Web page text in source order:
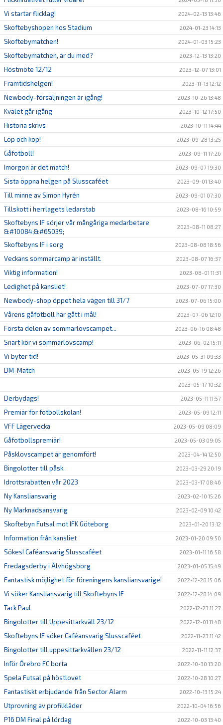
Vi startar flicklag! 2024-02-13 13:46
Skoftebyshopen hos Stadium 2024-01-23 14:13
Skoftebymatchen! 2024-01-03 15:23
Skoftebymatchen, är du med? 2023-12-13 13:20
Höstmöte 12/12 2023-12-07 13:01
Framtidshelgen! 2023-11-13 12:12
Newbody-försäljningen är igång! 2023-10-26 13:48
Kvalet går igång 2023-10-12 17:50
Historia skrivs 2023-10-11 14:44
Löp och köp! 2023-09-28 13:25
Gåfotboll! 2023-09-11 17:26
Imorgon är det match! 2023-09-07 19:30
Sista öppna helgen på Slusscaféet 2023-09-01 13:40
Till minne av Simon Hyrén 2023-09-01 07:30
Tillskott i herrlagets ledarstab 2023-08-16 10:59
Skoftebyns IF sörjer vår mångåriga medarbetare
&#10084;&#65039;
2023-08-11 08:27
Skoftebyns IF i sorg 2023-08-08 18:56
Veckans sommarcamp är inställt. 2023-08-07 16:37
Viktig information! 2023-08-01 11:31
Ledighet på kansliet! 2023-07-07 17:30
Newbody-shop öppet hela vägen till 31/7 2023-07-06 15:00
Vårens gåfotboll har gått i mål! 2023-07-06 12:10
Första delen av sommarlovscampet... 2023-06-16 08:48
Snart kör vi sommarlovscamp! 2023-06-02 15:11
Vi byter tid! 2023-05-31 09:33
DM-Match 2023-05-19 12:26
2023-05-17 10:32
Derbydags! 2023-05-11 11:57
Premiär för fotbollskolan! 2023-05-09 12:11
VFF Lägervecka 2023-05-09 08:09
Gåfotbollspremiär! 2023-05-03 09:05
Påsklovscampet är genomfört! 2023-04-14 12:50
Bingolotter till påsk. 2023-03-29 20:19
Idrottsrabatten vår 2023 2023-03-17 08:46
Ny Kansliansvarig 2023-02-10 15:26
Ny Marknadsansvarig 2023-02-09 10:42
Skoftebyn Futsal mot IFK Göteborg 2023-01-20 13:12
Information från kansliet 2023-01-20 09:50
Sökes! Caféansvarig Slusscaféet 2023-01-11 16:58
Fredagsderby i Älvhögsborg 2023-01-05 15:49
Fantastisk möjlighet för föreningens kansliansvarige! 2022-12-28 15:06
Vi söker Kansliansvarig till Skoftebyns IF 2022-12-28 14:09
Tack Paul 2022-12-23 11:27
Bingolotter till Uppesittarkväll 23/12 2022-12-01 11:48
Skoftebyns IF söker Caféansvarig Slusscaféet 2022-11-23 11:42
Bingolotter till uppesittarkvällen 23/12 2022-11-11 12:37
Inför Örebro FC borta 2022-10-30 13:20
Spela Futsal på höstlovet 2022-10-28 10:27
Fantastiskt erbjudande från Sector Alarm 2022-10-13 15:24
Utprovning av profilkläder 2022-10-04 16:56
P16 DM Final på lördag 2022-10-03 13:40